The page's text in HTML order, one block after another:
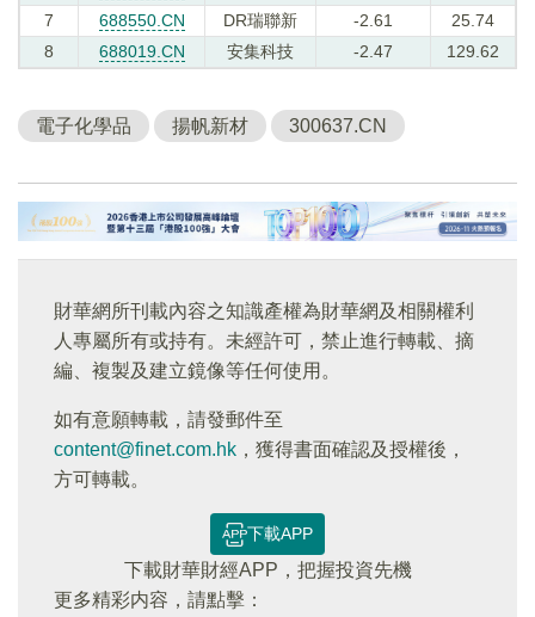
7
688550.CN DR瑞聯新 -2.61
25.74
8
688019.CN 安集科技 -2.47 129.62
電子化學品 揚帆新材 300637.CN
財華網所刊載內容之知識產權為財華網及相關權利
人專屬所有或持有。未經許可，禁止進行轉載、摘
編、複製及建立鏡像等任何使用。
如有意願轉載，請發郵件至
content@finet.com.hk ，獲得書面確認及授權後，
方可轉載。
下載APP
下載財華財經APP，把握投資先機
更多精彩内容，請點擊：